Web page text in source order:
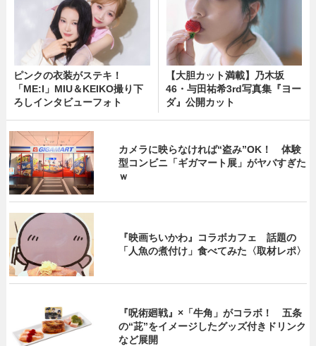
ピンクの衣装がステキ！
「ME:I」MIU＆KEIKO撮り下
ろしインタビューフォト
【大胆カット満載】乃木坂
46・与田祐希3rd写真集『ヨー
ダ』公開カット
カメラに映らなければ“盗み”OK！ 体験
型コンビニ「ギガマート展」がヤバすぎた
ｗ
『映画ちいかわ』コラボカフェ 話題の
「人魚の煮付け」食べてみた〈取材レポ〉
『呪術廻戦』×「牛角」がコラボ！ 五条
の“茈”をイメージしたグッズ付きドリンク
など展開